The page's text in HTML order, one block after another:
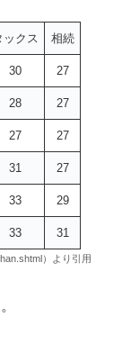
ックス 相続
30 27
28 27
27 27
31 27
33 29
33 31
）より引用